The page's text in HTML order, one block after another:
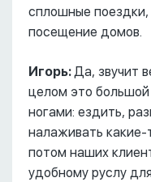
сплошные
посещение домов.
Игорь: Да, звучит
целом это
ногами: ездить,
налаживать
потом наших
удобному руслу